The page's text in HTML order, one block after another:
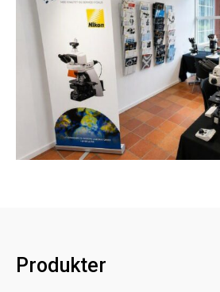
Produkter